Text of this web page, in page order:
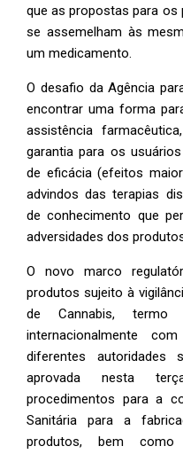
que as propostas para os
se assemelham às
um medicamento.
O desafio da Agência
encontrar uma forma
assistência
garantia para os
de eficácia (efeitos
advindos das terapias
de conhecimento que
adversidades dos
O novo marco
produtos sujeito à
de Cannabis,
internacionalmente
diferentes autoridades
aprovada nesta
procedimentos para a
Sanitária para a
produtos, bem como